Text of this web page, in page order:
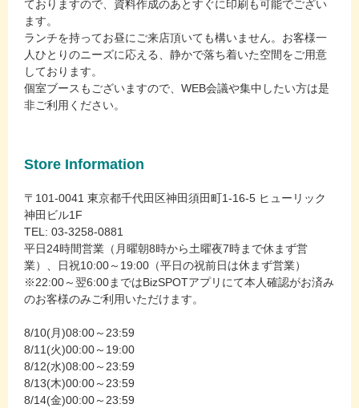
ておりますので、資料作成のあとすぐに印刷も可能でござい
ます。
ランチを持ってお昼にご来店頂いても構いません。お客様一
人ひとりのニーズに応える、静かで落ち着いた空間をご用意
しております。
個室ブースもございますので、WEB会議や集中したい方は是
非ご利用ください。
Store Information
〒101-0041 東京都千代田区神田須田町1-16-5 ヒューリック
神田ビル1F
TEL: 03-3258-0881
平日24時間営業（月曜朝8時から土曜夜7時まで休まず営
業）、日祝10:00～19:00（平日の祝前日は休まず営業）
※22:00～翌6:00まではBizSPOTアプリにて本人確認がお済み
のお客様のみご利用いただけます。
8/10(月)08:00～23:59
8/11(火)00:00～19:00
8/12(水)08:00～23:59
8/13(木)00:00～23:59
8/14(金)00:00～23:59